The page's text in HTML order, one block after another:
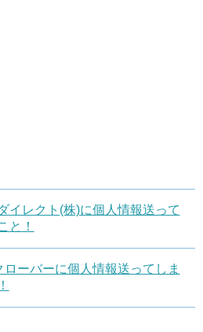
イレクト(株)に個人情報送って
と！
ローバーに個人情報送ってしま